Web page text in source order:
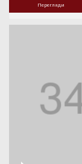
Перегляди